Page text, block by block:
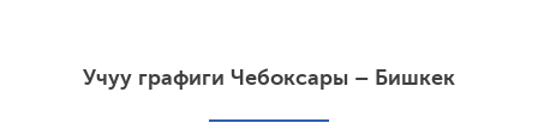
Учуу графиги Чебоксары – Бишкек